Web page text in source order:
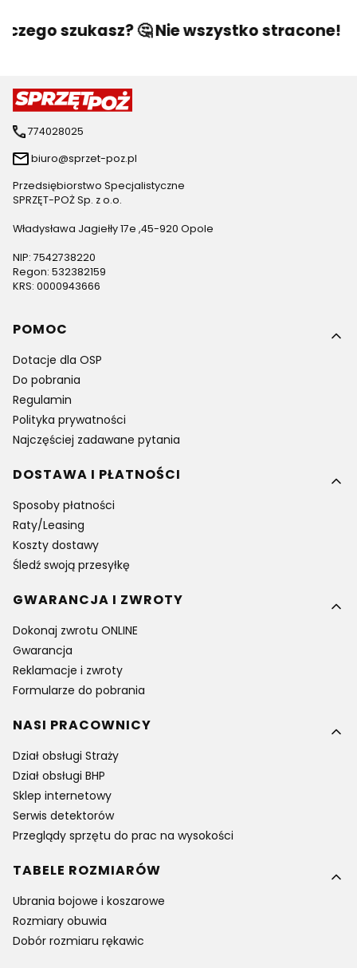
szukasz? 🤔 Nie wszystko stracone!
774028025
biuro@sprzet-poz.pl
Przedsiębiorstwo Specjalistyczne
SPRZĘT-POŻ Sp. z o.o.
Władysława Jagiełły 17e ,45-920 Opole
NIP: 7542738220
Regon: 532382159
KRS: 0000943666
Linki w stopce
POMOC
Dotacje dla OSP
Do pobrania
Regulamin
Polityka prywatności
Najczęściej zadawane pytania
DOSTAWA I PŁATNOŚCI
Sposoby płatności
Raty/Leasing
Koszty dostawy
Śledź swoją przesyłkę
GWARANCJA I ZWROTY
Dokonaj zwrotu ONLINE
Gwarancja
Reklamacje i zwroty
Formularze do pobrania
NASI PRACOWNICY
Dział obsługi Straży
Dział obsługi BHP
Sklep internetowy
Serwis detektorów
Przeglądy sprzętu do prac na wysokości
TABELE ROZMIARÓW
Ubrania bojowe i koszarowe
Rozmiary obuwia
Dobór rozmiaru rękawic